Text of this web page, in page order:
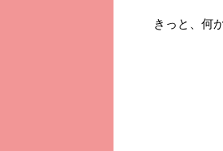
きっと、何